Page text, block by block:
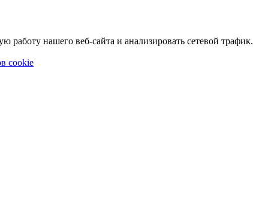
нашего веб-сайта и анализировать сетевой трафик.
cookie